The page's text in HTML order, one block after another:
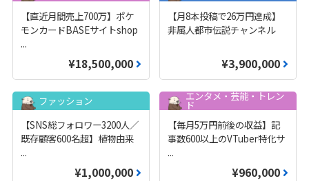
【直近月間売上700万】ポケ
モンカードBASEサイトshop
...
¥18,500,000
【月8本投稿で26万円達成】
非属人都市伝説チャンネル
¥3,900,000
ファッション
【SNS総フォロワー3200人／
既存顧客600名超】植物由来
...
¥1,000,000
エンタメ・芸能・トレン
ド
【毎月5万円前後の収益】記
事数600以上のVTuber特化サ
...
¥960,000